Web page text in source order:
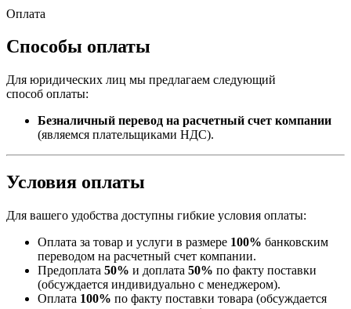
Оплата
Способы оплаты
Для юридических лиц мы предлагаем следующий
способ оплаты:
Безналичный перевод на расчетный счет компании
(являемся плательщиками НДС).
Условия оплаты
Для вашего удобства доступны гибкие условия оплаты:
Оплата за товар и услуги в размере 100% банковским
переводом на расчетный счет компании.
Предоплата 50% и доплата 50% по факту поставки
(обсуждается индивидуально с менеджером).
Оплата 100% по факту поставки товара (обсуждается